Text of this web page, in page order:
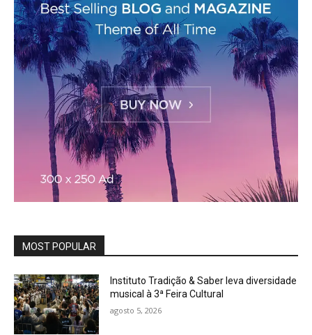
MOST POPULAR
Instituto Tradição & Saber leva diversidade
musical à 3ª Feira Cultural
agosto 5, 2026